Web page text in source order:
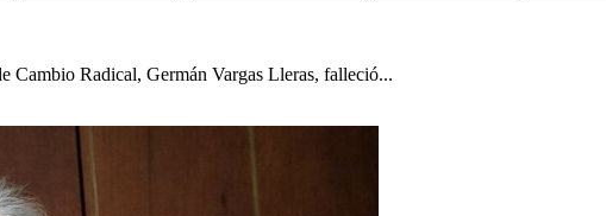
Cambio Radical, Germán Vargas Lleras, falleció...